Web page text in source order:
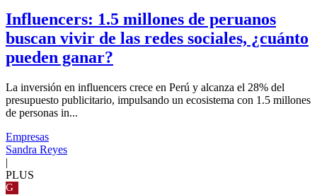
Influencers: 1.5 millones de peruanos
buscan vivir de las redes sociales, ¿cuánto
pueden ganar?
La inversión en influencers crece en Perú y alcanza el 28% del
presupuesto publicitario, impulsando un ecosistema con 1.5 millones
de personas in...
Empresas
Sandra Reyes
|
PLUS
G